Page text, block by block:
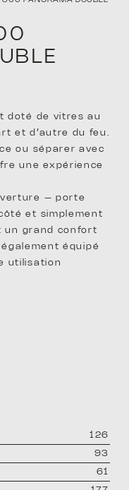
doté de vitres au
et d’autre du feu.
ou séparer avec
une expérience
– porte
et simplement
un grand confort
équipé
utilisation
126
93
61